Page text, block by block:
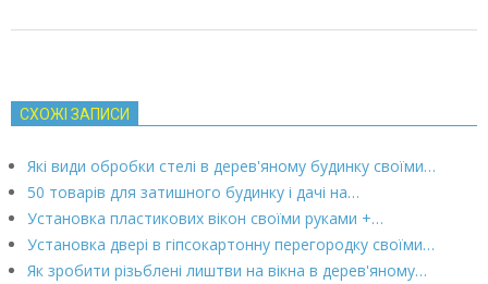
СХОЖІ ЗАПИСИ
Які види обробки стелі в дерев'яному будинку своїми…
50 товарів для затишного будинку і дачі на…
Установка пластикових вікон своїми руками +…
Установка двері в гіпсокартонну перегородку своїми…
Як зробити різьблені лиштви на вікна в дерев'яному…